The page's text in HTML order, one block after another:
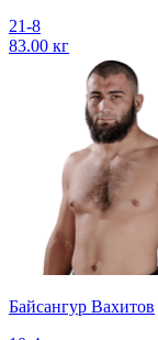
21-8
83.00 кг
Байсангур Вахитов